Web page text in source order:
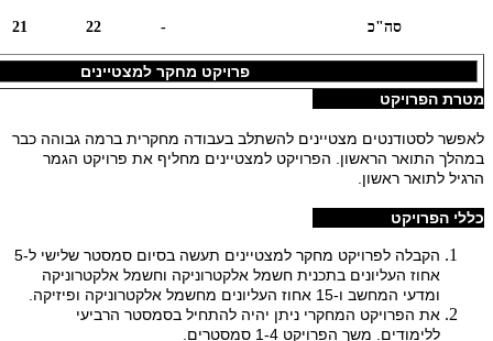
סה"כ -
22
21
פרויקט מחקר למצטיינים
מטרת הפרויקט
לאפשר לסטודנטים מצטיינים להשתלב בעבודה מחקרית ברמה גבוהה כבר
במהלך התואר הראשון. הפרויקט למצטיינים מחליף את פרויקט הגמר
הרגיל לתואר ראשון.
כללי הפרויקט
הקבלה לפרויקט מחקר למצטיינים תעשה בסיום סמסטר שלישי ל-5
אחוז העליונים בתכנית חשמל אלקטרוניקה וחשמל אלקטרוניקה
ומדעי המחשב ו-15 אחוז העליונים מחשמל אלקטרוניקה ופיזיקה.
את הפרויקט המחקרי ניתן יהיה להתחיל בסמסטר הרביעי
ללימודים. משך הפרויקט 1-4 סמסטרים.